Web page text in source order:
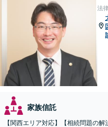
法
家族信託
【関西エリア対応】【相続問題の